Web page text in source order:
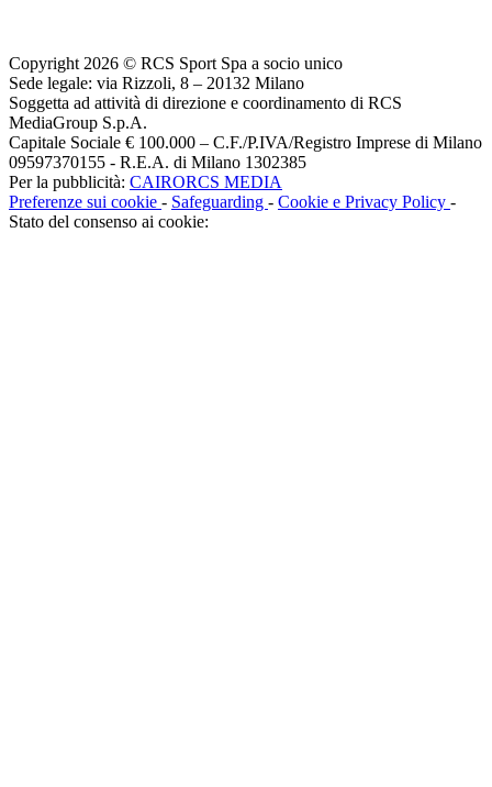
Copyright 2026 © RCS Sport Spa a socio unico
Sede legale: via Rizzoli, 8 – 20132 Milano
Soggetta ad attività di direzione e coordinamento di RCS
MediaGroup S.p.A.
Capitale Sociale € 100.000 – C.F./P.IVA/Registro Imprese di Milano
09597370155 - R.E.A. di Milano 1302385
Per la pubblicità: CAIRORCS MEDIA
Preferenze sui cookie - Safeguarding - Cookie e Privacy Policy -
Stato del consenso ai cookie: